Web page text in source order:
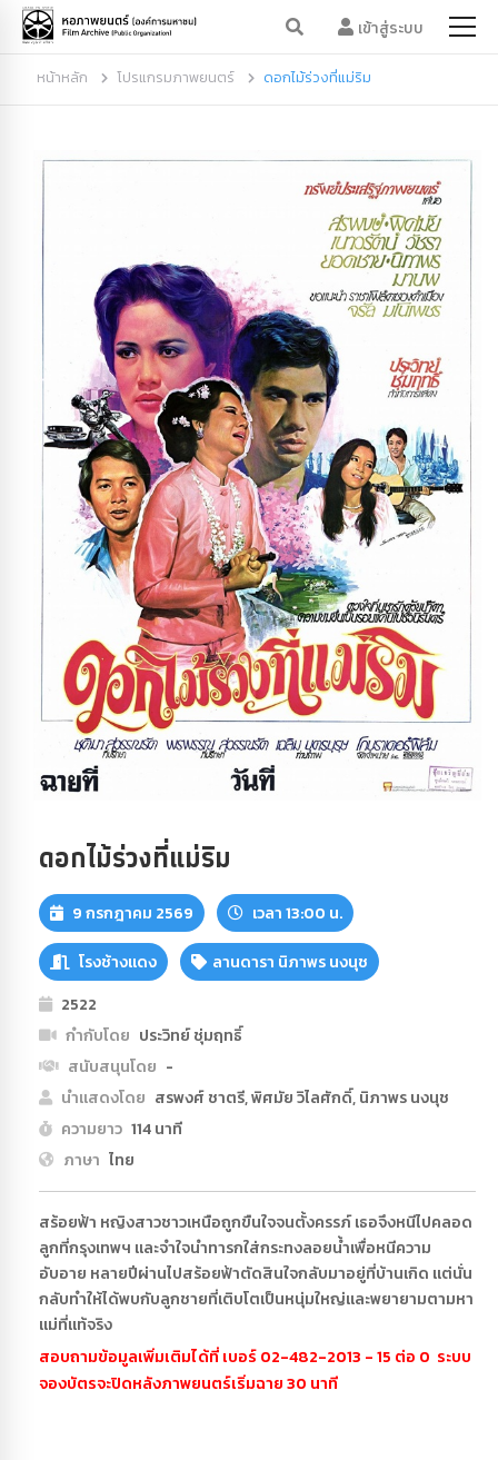
เข้าสู่ระบบ
หน้าหลัก โปรแกรมภาพยนตร์ ดอกไม้ร่วงที่แม่ริม
ดอกไม้ร่วงที่แม่ริม
9 กรกฎาคม 2569 เวลา 13:00 น.
โรงช้างแดง
ลานดารา นิภาพร นงนุช
2522
กำกับโดย ประวิทย์ ชุ่มฤทธิ์
สนับสนุนโดย -
นำแสดงโดย สรพงศ์ ชาตรี, พิศมัย วิไลศักดิ์, นิภาพร นงนุช
ความยาว 114 นาที
ภาษา ไทย
สร้อยฟ้า หญิงสาวชาวเหนือถูกขืนใจจนตั้งครรภ์ เธอจึงหนีไปคลอด
ลูกที่กรุงเทพฯ และจำใจนำทารกใส่กระทงลอยน้ำเพื่อหนีความ
อับอาย หลายปีผ่านไปสร้อยฟ้าตัดสินใจกลับมาอยู่ที่บ้านเกิด แต่นั่น
กลับทำให้ได้พบกับลูกชายที่เติบโตเป็นหนุ่มใหญ่และพยายามตามหา
แม่ที่แท้จริง
สอบถามข้อมูลเพิ่มเติมได้ที่ เบอร์ 02-482-2013 - 15 ต่อ 0 ระบบ
จองบัตรจะปิดหลังภาพยนตร์เริ่มฉาย 30 นาที